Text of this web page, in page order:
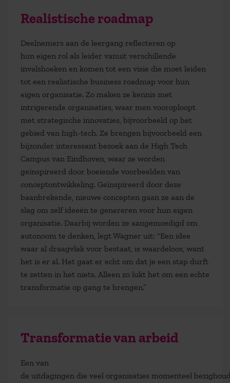
Realistische roadmap
Deelnemers aan de leergang reflecteren op
hun eigen rol als leider vanuit verschillende
invalshoeken en komen tot een visie die moet leiden
tot een realistische business roadmap voor hun
eigen organisatie. Zo maken ze kennis met
intrigerende organisaties, waar men vooroploopt
met strategische innovaties, bijvoorbeeld op het
gebied van high-tech. Ze brengen bijvoorbeeld een
bijzonder interessant bezoek aan de High Tech
Campus van Eindhoven, waar ze worden
geïnspireerd door boeiende voorbeelden van
conceptontwikkeling. Geïnspireerd door deze
baanbrekende, nieuwe concepten gaan ze aan de
slag om zelf ideeën te genereren voor hun eigen
organisatie. Daarbij worden ze aangemoedigd om
autonoom te denken, legt Wagner uit: “Een idee
waar al draagvlak voor bestaat, is waardeloos, want
het is er al. Het gaat er echt om dat je een stap durft
te zetten in het niets. Alleen zo lukt het om een echte
transformatie op gang te brengen.”
Transformatie van arbeid
Een van
de uitdagingen die veel organisaties momenteel